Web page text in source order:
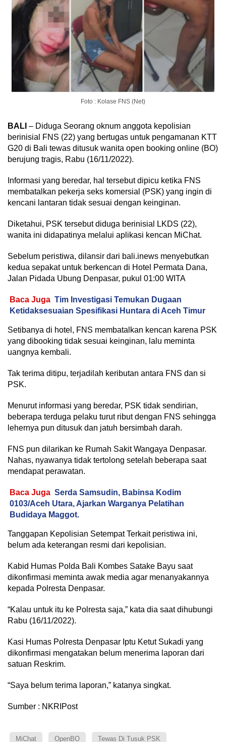
Foto : Kolase FNS (Net)
BALI – Diduga Seorang oknum anggota kepolisian
berinisial FNS (22) yang bertugas untuk pengamanan KTT
G20 di Bali tewas ditusuk wanita open booking online (BO)
berujung tragis, Rabu (16/11/2022).
Informasi yang beredar, hal tersebut dipicu ketika FNS
membatalkan pekerja seks komersial (PSK) yang ingin di
kencani lantaran tidak sesuai dengan keinginan.
Diketahui, PSK tersebut diduga berinisial LKDS (22),
wanita ini didapatinya melalui aplikasi kencan MiChat.
Sebelum peristiwa, dilansir dari bali.inews menyebutkan
kedua sepakat untuk berkencan di Hotel Permata Dana,
Jalan Pidada Ubung Denpasar, pukul 01:00 WITA
Baca Juga Tim Investigasi Temukan Dugaan
Ketidaksesuaian Spesifikasi Huntara di Aceh Timur
Setibanya di hotel, FNS membatalkan kencan karena PSK
yang dibooking tidak sesuai keinginan, lalu meminta
uangnya kembali.
Tak terima ditipu, terjadilah keributan antara FNS dan si
PSK.
Menurut informasi yang beredar, PSK tidak sendirian,
beberapa terduga pelaku turut ribut dengan FNS sehingga
lehernya pun ditusuk dan jatuh bersimbah darah.
FNS pun dilarikan ke Rumah Sakit Wangaya Denpasar.
Nahas, nyawanya tidak tertolong setelah beberapa saat
mendapat perawatan.
Baca Juga Serda Samsudin, Babinsa Kodim
0103/Aceh Utara, Ajarkan Warganya Pelatihan
Budidaya Maggot.
Tanggapan Kepolisian Setempat Terkait peristiwa ini,
belum ada keterangan resmi dari kepolisian.
Kabid Humas Polda Bali Kombes Satake Bayu saat
dikonfirmasi meminta awak media agar menanyakannya
kepada Polresta Denpasar.
“Kalau untuk itu ke Polresta saja,” kata dia saat dihubungi
Rabu (16/11/2022).
Kasi Humas Polresta Denpasar Iptu Ketut Sukadi yang
dikonfirmasi mengatakan belum menerima laporan dari
satuan Reskrim.
“Saya belum terima laporan,” katanya singkat.
Sumber : NKRIPost
MiChat OpenBO Tewas Di Tusuk PSK